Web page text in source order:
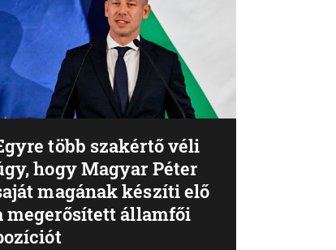
több szakértő véli
hogy Magyar Péter
magának készíti elő
megerősített államfői